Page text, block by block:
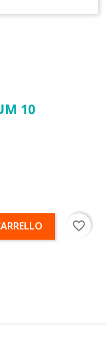
10
favorite_border